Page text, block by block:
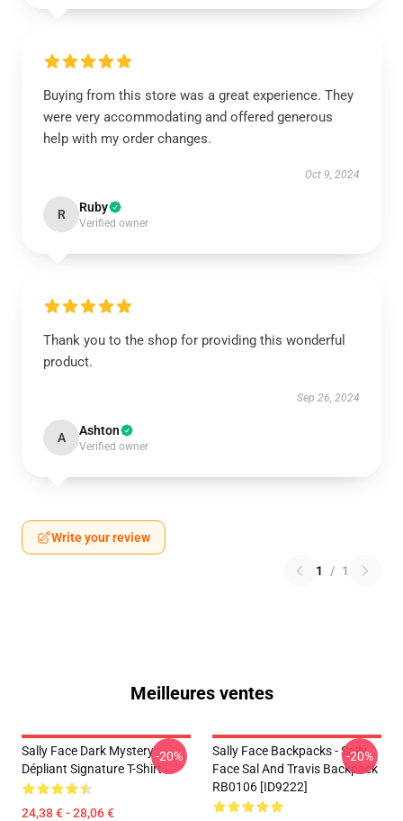
Buying from this store was a great experience. They
were very accommodating and offered generous
help with my order changes.
Oct 9, 2024
R Ruby
Verified owner
Thank you to the shop for providing this wonderful
product.
Sep 26, 2024
A Ashton
Verified owner
Write your review
1 / 1
Meilleures ventes
Sally Face Dark Mystery
Dépliant Signature T-Shirt
24,38 € - 28,06 €
-20%
Sally Face Backpacks - Sally
Face Sal And Travis Backpack
RB0106 [ID9222]
-20%